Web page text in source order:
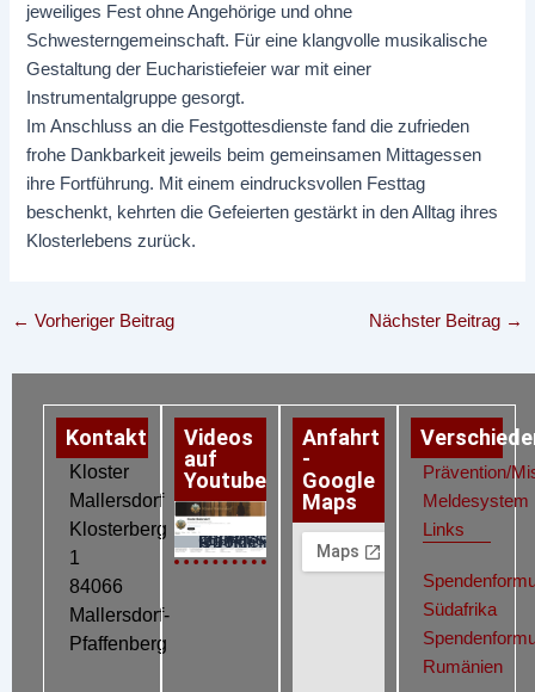
jeweiliges Fest ohne Angehörige und ohne
Schwesterngemeinschaft. Für eine klangvolle musikalische
Gestaltung der Eucharistiefeier war mit einer
Instrumentalgruppe gesorgt.
Im Anschluss an die Festgottesdienste fand die zufrieden
frohe Dankbarkeit jeweils beim gemeinsamen Mittagessen
ihre Fortführung. Mit einem eindrucksvollen Festtag
beschenkt, kehrten die Gefeierten gestärkt in den Alltag ihres
Klosterlebens zurück.
← Vorheriger Beitrag Nächster Beitrag →
Kontakt
Kloster
Mallersdorf
Klosterberg
1
84066
Mallersdorf-
Pfaffenberg
Videos
auf
Youtube
Datenschutz
Impressum
Cookie-Richtlinie (EU)
Anfahrt
-
Google
Maps
Prävention/
Meldesystem
Links
Südafrika
Rumänien